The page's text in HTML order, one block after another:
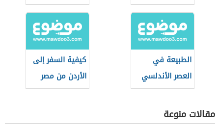
الطبيعة في
العصر الأندلسي
كيفية السفر إلى
الأردن من مصر
للعمل
مقالات منوعة